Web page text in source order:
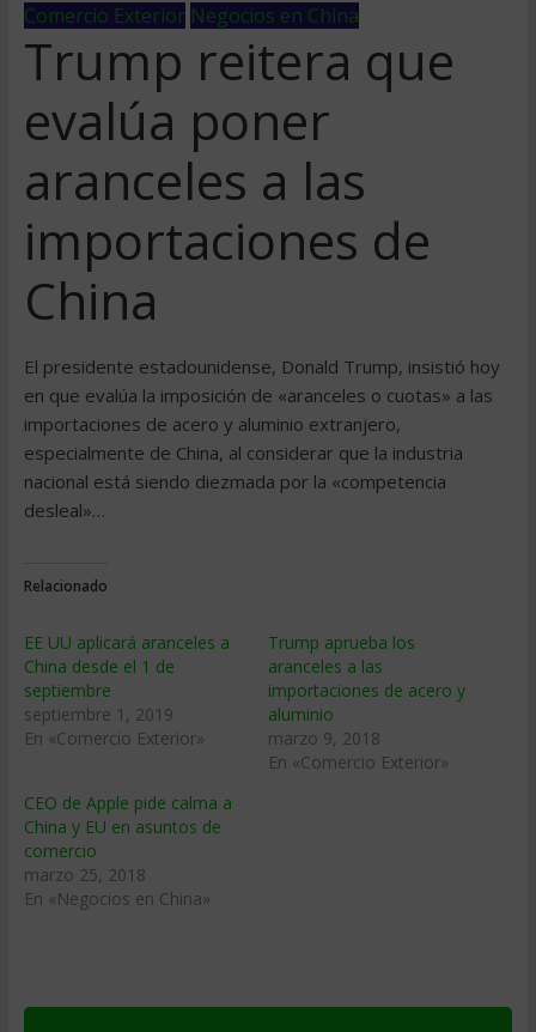
Comercio Exterior Negocios en China
Trump reitera que
evalúa poner
aranceles a las
importaciones de
China
El presidente estadounidense, Donald Trump, insistió hoy
en que evalúa la imposición de «aranceles o cuotas» a las
importaciones de acero y aluminio extranjero,
especialmente de China, al considerar que la industria
nacional está siendo diezmada por la «competencia
desleal»…
Relacionado
EE UU aplicará aranceles a
China desde el 1 de
septiembre
septiembre 1, 2019
En «Comercio Exterior»
Trump aprueba los
aranceles a las
importaciones de acero y
aluminio
marzo 9, 2018
En «Comercio Exterior»
CEO de Apple pide calma a
China y EU en asuntos de
comercio
marzo 25, 2018
En «Negocios en China»